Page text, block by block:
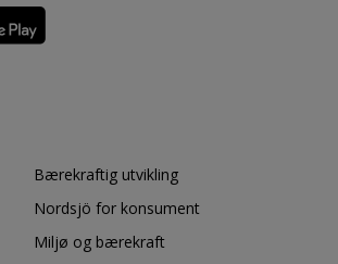
Bærekraftig utvikling
Nordsjö for konsument
Miljø og bærekraft